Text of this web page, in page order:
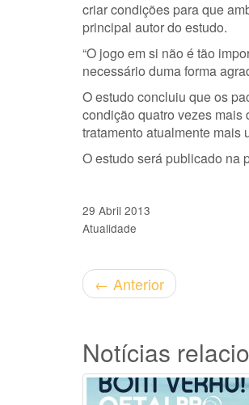
criar condições para que
principal autor do estudo.
“O jogo em si não é tão
necessário duma forma
O estudo concluiu que os
condição quatro vezes mais
tratamento atualmente mais
O estudo será publicado na
29 Abril 2013
Atualidade
← Anterior
Notícias